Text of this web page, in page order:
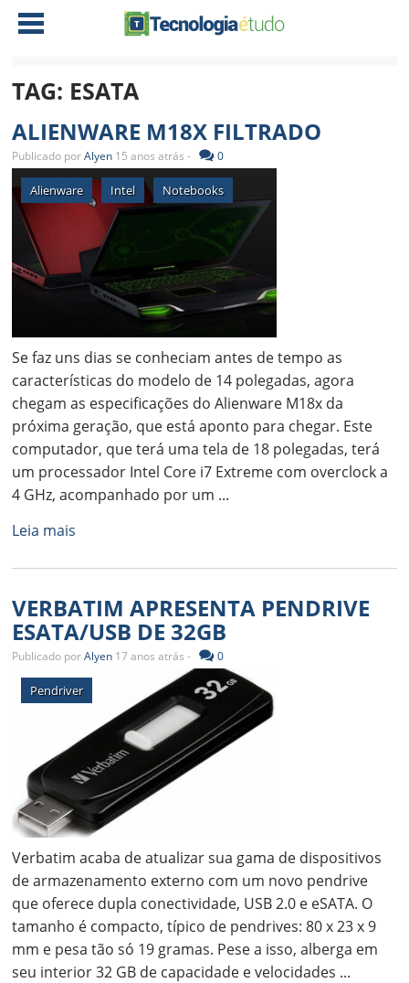
NOTÍCIAS
AMD
INTEL
ATI
NVIDIA
SOFTWARE
TABLETS
CELULAR
IOS
NOKIA
JOGOS
DOWNLOADS
ANÁLISE
TAG: ESATA
ALIENWARE M18X FILTRADO
Publicado porAlyen 15 anos atrás - 0
Alienware Intel Notebooks
Se faz uns dias se conheciam antes de tempo as
características do modelo de 14 polegadas, agora
chegam as especificações do Alienware M18x da
próxima geração, que está aponto para chegar. Este
computador, que terá uma tela de 18 polegadas, terá
um processador Intel Core i7 Extreme com overclock a
4 GHz, acompanhado por um ...
Leia mais
VERBATIM APRESENTA PENDRIVE
ESATA/USB DE 32GB
Publicado porAlyen 17 anos atrás - 0
Pendriver
Verbatim acaba de atualizar sua gama de dispositivos
de armazenamento externo com um novo pendrive
que oferece dupla conectividade, USB 2.0 e eSATA. O
tamanho é compacto, típico de pendrives: 80 x 23 x 9
mm e pesa tão só 19 gramas. Pese a isso, alberga em
seu interior 32 GB de capacidade e velocidades ...